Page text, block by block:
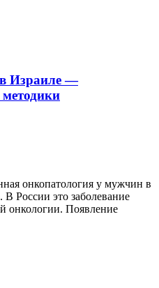
Израиле —
онкопатология у мужчин в
В России это заболевание
онкологии. Появление